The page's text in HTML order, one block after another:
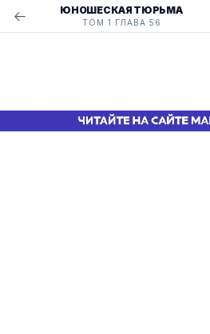
ЮНОШЕСКАЯ ТЮРЬМА
ТОМ 1 ГЛАВА 56